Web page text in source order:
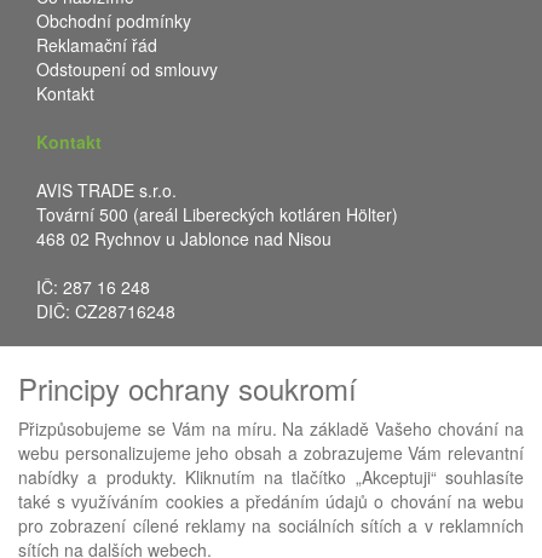
Obchodní podmínky
Reklamační řád
Odstoupení od smlouvy
Kontakt
Kontakt
AVIS TRADE s.r.o.
Tovární 500 (areál Libereckých kotláren Hölter)
468 02 Rychnov u Jablonce nad Nisou
IČ: 287 16 248
DIČ: CZ28716248
Fax: +420 483 034 590
E-mail:info@avistrade.cz
Web:www.avistrade.cz
Principy ochrany soukromí
Přizpůsobujeme se Vám na míru. Na základě Vašeho chování na
webu personalizujeme jeho obsah a zobrazujeme Vám relevantní
nabídky a produkty. Kliknutím na tlačítko „Akceptuji“ souhlasíte
také s využíváním cookies a předáním údajů o chování na webu
pro zobrazení cílené reklamy na sociálních sítích a v reklamních
sítích na dalších webech.